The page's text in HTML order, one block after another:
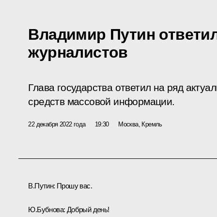
Владимир Путин
журналистов
Глава государства ответил на ряд
средств массовой информации.
22 декабря 2022 года 19:30 Москва, Кремль
В.Путин: Прошу вас.
Ю.Бубнова: Добрый день!